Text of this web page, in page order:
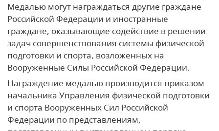
Медалью могут награждаться другие граждане
Российской Федерации и иностранные
граждане, оказывающие содействие в решении
задач совершенствования системы физической
подготовки и спорта, возложенных на
Вооруженные Силы Российской Федерации.
Награждение медалью производится приказом
начальника Управления физической подготовки
и спорта Вооруженных Сил Российской
Федерации по представлениям,